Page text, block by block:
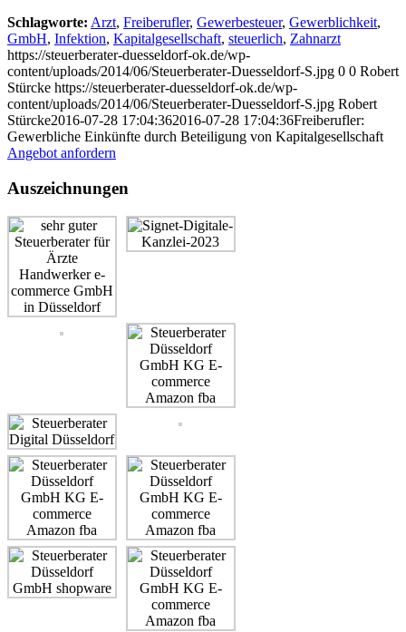
Schlagworte: Arzt, Freiberufler, Gewerbesteuer, Gewerblichkeit,
GmbH, Infektion, Kapitalgesellschaft, steuerlich, Zahnarzt
https://steuerberater-duesseldorf-ok.de/wp-
content/uploads/2014/06/Steuerberater-Duesseldorf-S.jpg 0 0 Robert
Stürcke https://steuerberater-duesseldorf-ok.de/wp-
content/uploads/2014/06/Steuerberater-Duesseldorf-S.jpg Robert
Stürcke2016-07-28 17:04:362016-07-28 17:04:36Freiberufler:
Gewerbliche Einkünfte durch Beteiligung von Kapitalgesellschaft
Angebot anfordern
Auszeichnungen